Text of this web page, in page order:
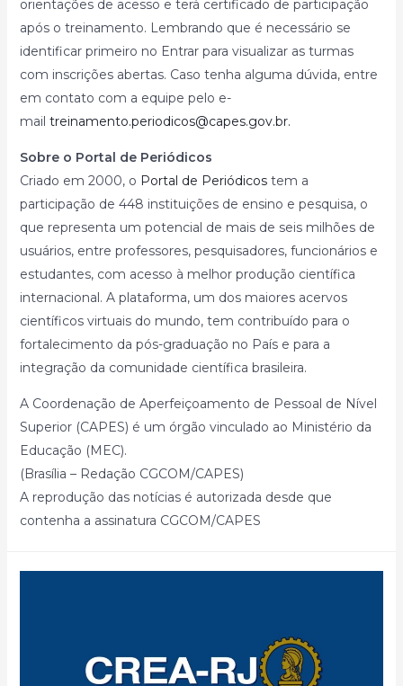
orientações de acesso e terá certificado de participação
após o treinamento. Lembrando que é necessário se
identificar primeiro no Entrar para visualizar as turmas
com inscrições abertas. Caso tenha alguma dúvida, entre
em contato com a equipe pelo e-
mail treinamento.periodicos@capes.gov.br.
Sobre o Portal de Periódicos
Criado em 2000, o Portal de Periódicostem a
participação de 448 instituições de ensino e pesquisa, o
que representa um potencial de mais de seis milhões de
usuários, entre professores, pesquisadores, funcionários e
estudantes, com acesso à melhor produção científica
internacional. A plataforma, um dos maiores acervos
científicos virtuais do mundo, tem contribuído para o
fortalecimento da pós-graduação no País e para a
integração da comunidade científica brasileira.
A Coordenação de Aperfeiçoamento de Pessoal de Nível
Superior (CAPES) é um órgão vinculado ao Ministério da
Educação (MEC).
(Brasília – Redação CGCOM/CAPES)
A reprodução das notícias é autorizada desde que
contenha a assinatura CGCOM/CAPES